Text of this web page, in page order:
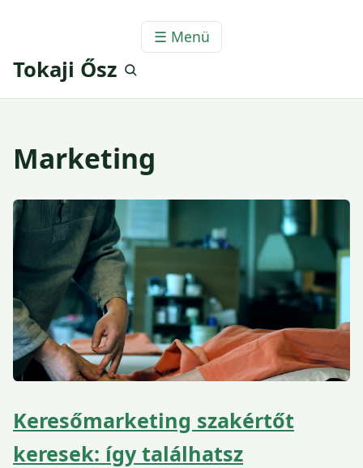
☰ Menü
Tokaji Ősz
Marketing
Keresőmarketing szakértőt
keresek: így találhatsz